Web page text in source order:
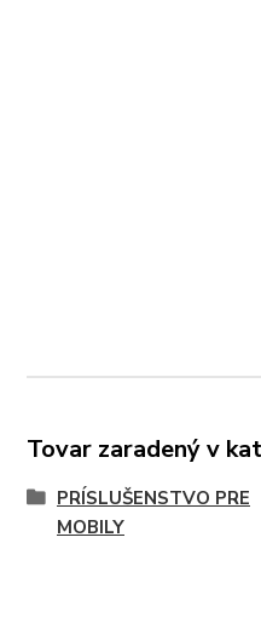
Tovar zaradený v
PRÍSLUŠENSTVO PRE
MOBILY